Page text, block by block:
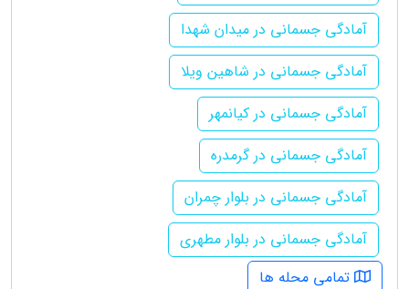
آمادگی جسمانی در میدان شهدا
آمادگی جسمانی در شاهین ویلا
آمادگی جسمانی در کیانمهر
آمادگی جسمانی در گرمدره
آمادگی جسمانی در بلوار چمران
آمادگی جسمانی در بلوار مطهری
تمامی محله ها